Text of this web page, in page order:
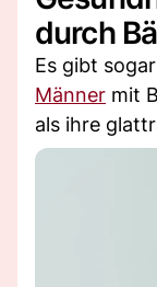
durch
Es gibt
Männer mit
als ihre